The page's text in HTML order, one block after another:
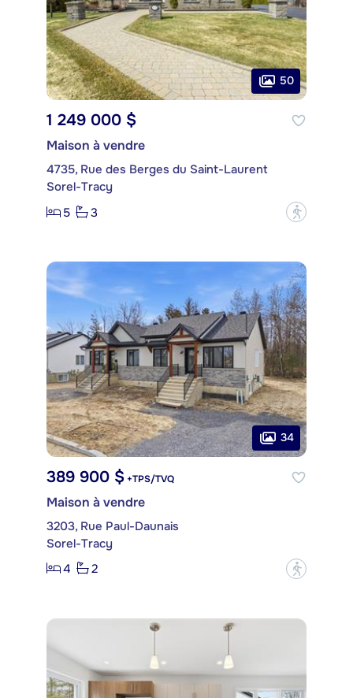
50
1 249 000 $
Maison à vendre
4735, Rue des Berges du Saint-Laurent
Sorel-Tracy
5
3 ?
34
389 900 $ +TPS/TVQ
Maison à vendre
3203, Rue Paul-Daunais
Sorel-Tracy
4
2 ?